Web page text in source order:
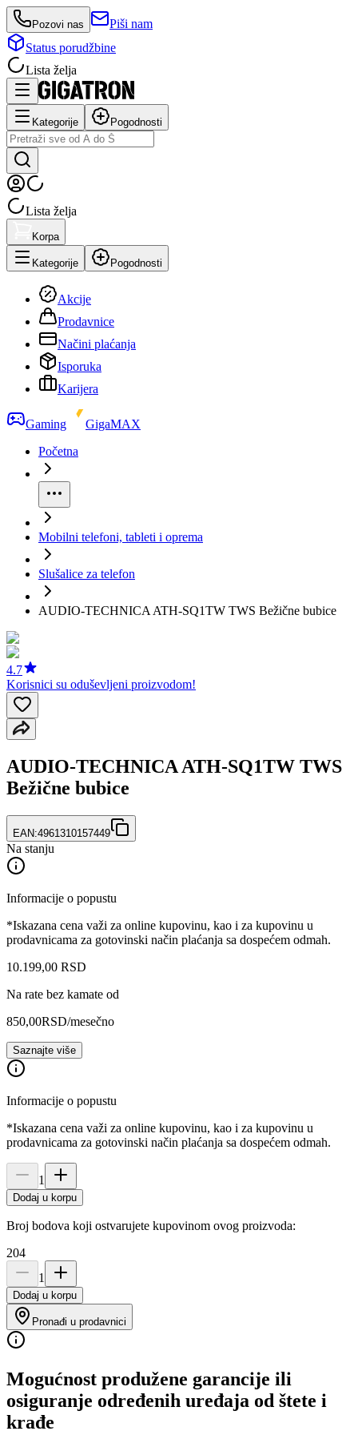
Pozovi nas
Piši nam
Status porudžbine
Lista želja
Kategorije Pogodnosti
Lista želja
Korpa
Kategorije Pogodnosti
Akcije
Prodavnice
Načini plaćanja
Isporuka
Karijera
Gaming
GigaMAX
Početna
Mobilni telefoni, tableti i oprema
Slušalice za telefon
AUDIO-TECHNICA ATH-SQ1TW TWS Bežične bubice
4.7
Korisnici su oduševljeni proizvodom!
AUDIO-TECHNICA ATH-SQ1TW TWS
Bežične bubice
EAN:4961310157449
Na stanju
Informacije o popustu
*Iskazana cena važi za online kupovinu, kao i za kupovinu u
prodavnicama za gotovinski način plaćanja sa dospećem odmah.
10.199,00 RSD
Na rate bez kamate od
850,00RSD/mesečno
Saznajte više
Informacije o popustu
*Iskazana cena važi za online kupovinu, kao i za kupovinu u
prodavnicama za gotovinski način plaćanja sa dospećem odmah.
1
Dodaj u korpu
Broj bodova koji ostvarujete kupovinom ovog proizvoda:
204
1
Dodaj u korpu
Pronađi u prodavnici
Mogućnost produžene garancije ili
osiguranje određenih uređaja od štete i
krađe